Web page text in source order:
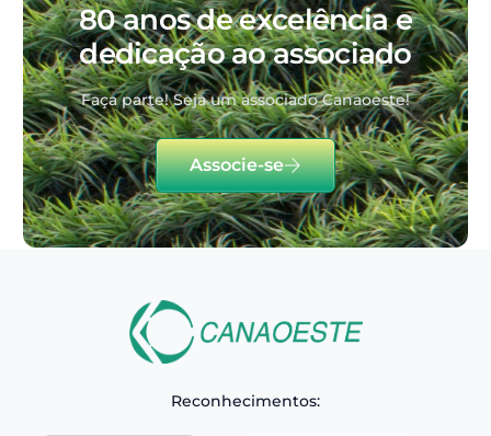
80 anos de excelência e
dedicação ao associado
Faça parte! Seja um associado Canaoeste!
Associe-se
Reconhecimentos: